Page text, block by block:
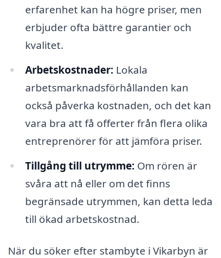
erfarenhet kan ha högre priser, men
erbjuder ofta bättre garantier och
kvalitet.
Arbetskostnader: Lokala
arbetsmarknadsförhållanden kan
också påverka kostnaden, och det kan
vara bra att få offerter från flera olika
entreprenörer för att jämföra priser.
Tillgång till utrymme: Om rören är
svåra att nå eller om det finns
begränsade utrymmen, kan detta leda
till ökad arbetskostnad.
När du söker efter stambyte i Vikarbyn är